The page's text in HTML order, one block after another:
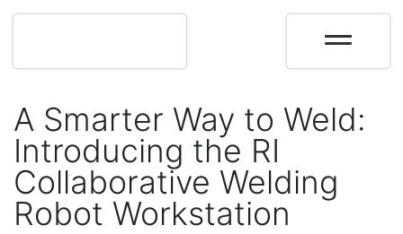
A Smarter Way to Weld:
Introducing the RI
Collaborative Welding
Robot Workstation